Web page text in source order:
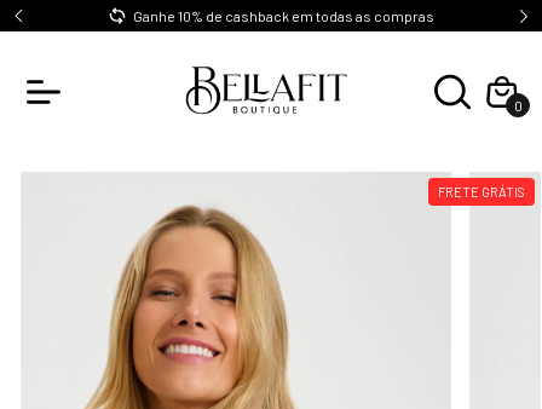
Ganhe 10% de cashback em todas as compras
0
FRETE GRÁTIS